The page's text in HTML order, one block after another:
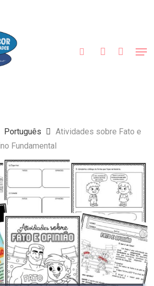
Português
Atividades sobre Fato e
Fundamental